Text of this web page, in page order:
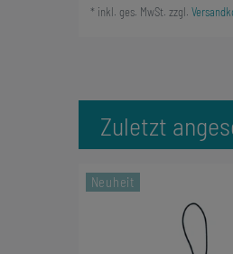
* inkl. ges. MwSt. zzgl.
Zuletzt
Neuheit